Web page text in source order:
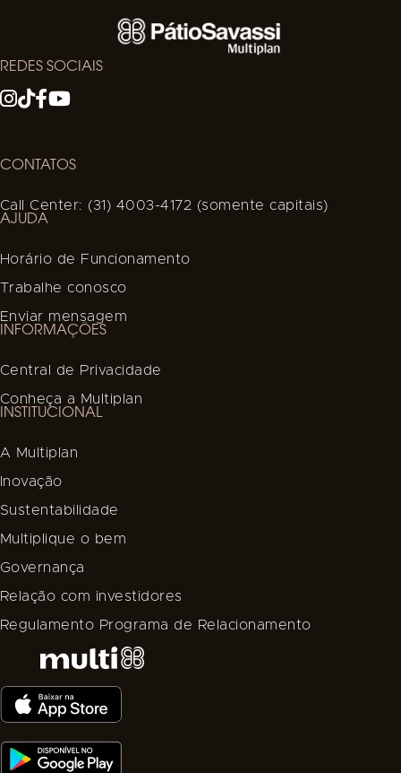
REDES SOCIAIS
CONTATOS
Call Center: (31) 4003-4172 (somente capitais)
AJUDA
Horário de Funcionamento
Trabalhe conosco
Enviar mensagem
INFORMAÇÕES
Central de Privacidade
Conheça a Multiplan
INSTITUCIONAL
A Multiplan
Inovação
Sustentabilidade
Multiplique o bem
Governança
Relação com investidores
Regulamento Programa de Relacionamento